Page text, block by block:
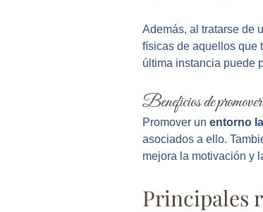
Además, al tratarse de
físicas de aquellos que
última instancia puede
Beneficios de
Promover un entorno
asociados a ello.
mejora la motivación y
Principales